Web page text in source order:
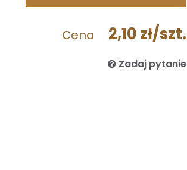
Cena 2,10 zł/szt.
Zadaj pytanie